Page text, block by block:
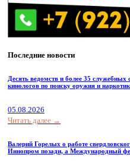
Последние новости
Десять ведомств и более 35 служебных
кинологов по поиску оружия и
05.08.2026
Читать далее →
Валерий Горелых о работе
Иннопром позади, а Международный